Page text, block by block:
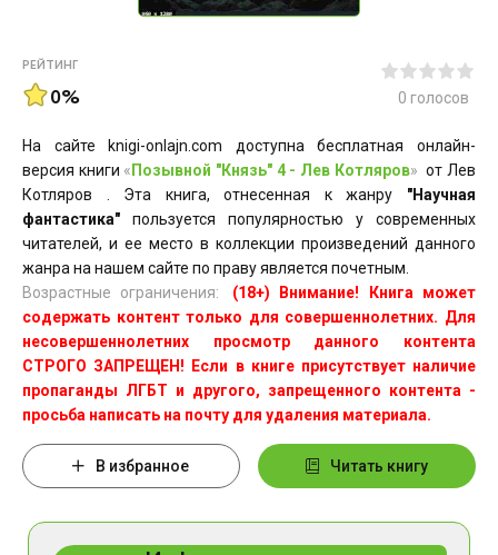
РЕЙТИНГ
0% 0 голосов
На сайте knigi-onlajn.com доступна бесплатная онлайн-
версия книги « Позывной "Князь" 4 - Лев Котляров» от Лев
Котляров . Эта книга, отнесенная к жанру "Научная
фантастика" пользуется популярностью у современных
читателей, и ее место в коллекции произведений данного
жанра на нашем сайте по праву является почетным.
Возрастные ограничения:
(18+) Внимание! Книга может
содержать контент только для совершеннолетних. Для
несовершеннолетних просмотр данного контента
СТРОГО ЗАПРЕЩЕН! Если в книге присутствует наличие
пропаганды ЛГБТ и другого, запрещенного контента -
просьба написать на почту для удаления материала.
В избранное Читать книгу